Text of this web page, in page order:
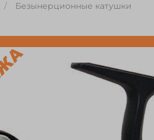
Безынерционные катушки